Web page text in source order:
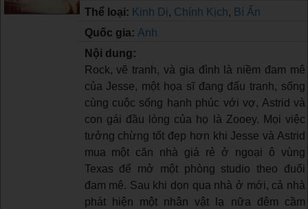
Thể loại: Kinh Dị , Chính Kịch, Bí Ẩn
Quốc gia: Anh
Nội dung:
Rock, vẽ tranh, và gia đình là niềm đam mê
của Jesse, một họa sĩ đang đấu tranh, sống
cùng cuộc sống hạnh phúc với vợ, Astrid và
con gái đầu lòng của họ là Zooey. Mọi việc
tưởng chừng tốt đẹp hơn khi Jesse và Astrid
mua một căn nhà giá rẻ ở ngoại ô vùng
Texas để mở một phòng studio theo đuổi
đam mê. Sau khi dọn qua nhà ở mới, cả nhà
phát hiện một nhân vật lạ nữa đêm cầm